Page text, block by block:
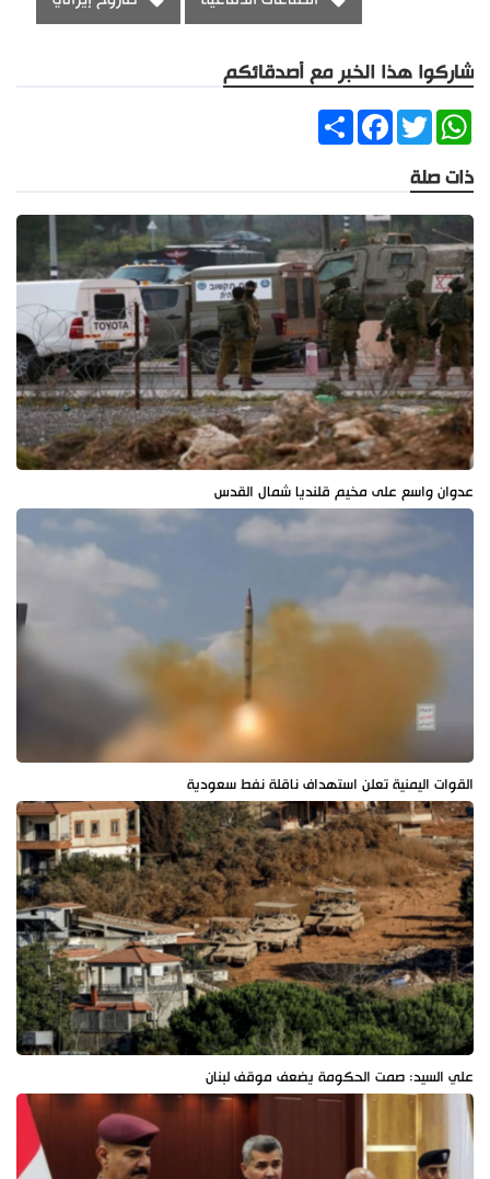
شاركوا هذا الخبر مع أصدقائكم
ShareFacebookTwitter
WhatsApp
ذات صلة
عدوان واسع على مخيم قلنديا شمال القدس
القوات اليمنية تعلن استهداف ناقلة نفط سعودية
علي السيد: صمت الحكومة يضعف موقف لبنان